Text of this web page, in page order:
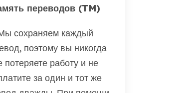
переводов (TM)
сохраняем каждый
поэтому вы никогда
потеряете работу и не
за один и тот же